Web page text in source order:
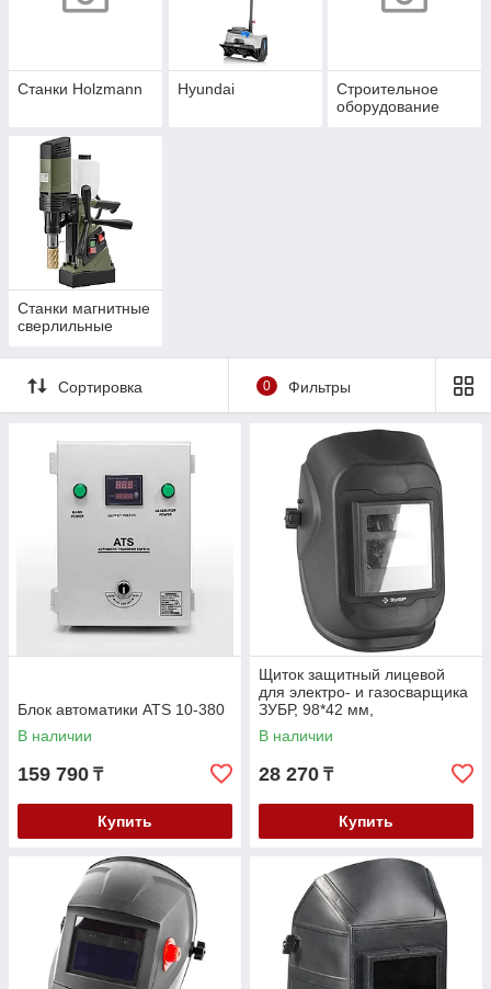
Станки Holzmann Hyundai
Строительное
оборудование
Станки магнитные
сверлильные
Сортировка 0 Фильтры
Блок автоматики ATS 10-380
В наличии
159 790 ₸
Купить
Щиток защитный лицевой
для электро- и газосварщика
ЗУБР, 98*42 мм,
автозатемнение (11079)
В наличии
28 270 ₸
Купить